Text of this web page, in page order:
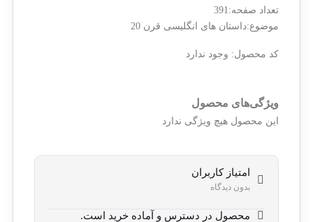
تعداد صفحه:391
موضوع:داستان های انگلیسی قرن 20
کد محصول: وجود ندارد
ویژگی‌های محصول
این محصول هیچ ویژگی ندارد
امتیاز کاربران
بدون دیدگاه
محصول در دسترس و آماده خرید است.